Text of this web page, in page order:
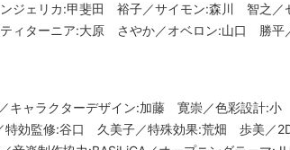
ジェリカ:甲斐田 裕子／サイモン:森川 智之／
ィターニア:大原 さやか／オベロン:山口 勝平
キャラクターデザイン:加藤 寛崇／色彩設計:小
効監修:谷口 久美子／特殊効果:荒畑 歩美／